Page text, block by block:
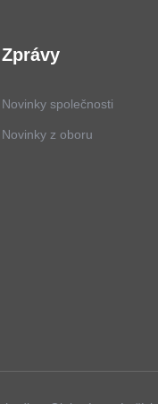
Zprávy
Novinky společnosti
Novinky z oboru